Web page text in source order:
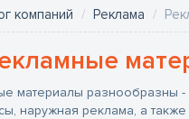
компаний Реклама
материалы разнообразны -
наружная реклама, а